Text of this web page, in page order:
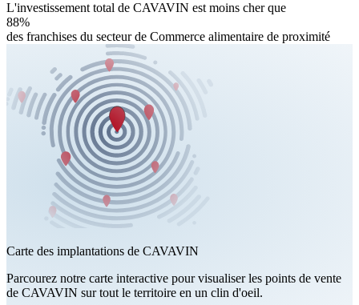
L'investissement total de CAVAVIN est moins cher que
88%
des franchises du secteur de Commerce alimentaire de proximité
Carte des implantations de CAVAVIN
Parcourez notre carte interactive pour visualiser les points de vente
de CAVAVIN sur tout le territoire en un clin d'oeil.